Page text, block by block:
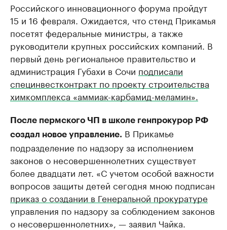
Российского инновационного форума пройдут
15 и 16 февраля. Ожидается, что стенд Прикамья
посетят федеральные министры, а также
руководители крупных российских компаний. В
первый день региональное правительство и
администрация Губахи в Сочи подписали
специнвестконтракт по проекту строительства
химкомплекса «аммиак-карбамид-меламин».​
После пермского ЧП в школе генпрокурор РФ
создал новое управление. В Прикамье
подразделение по надзору за исполнением
законов о несовершеннолетних существует
более двадцати лет. «С учетом особой важности
вопросов защиты детей сегодня мною подписан
приказ о создании в Генеральной прокуратуре
управления по надзору за соблюдением законов
о несовершеннолетних», — заявил Чайка.